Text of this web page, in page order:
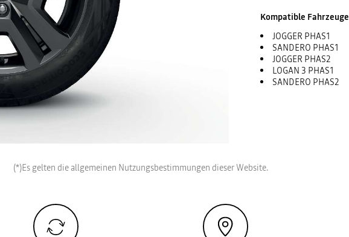
Kompatible Fahrzeuge
JOGGER PHAS1
SANDERO PHAS1
JOGGER PHAS2
LOGAN 3 PHAS1
SANDERO PHAS2
(*)Es gelten die allgemeinen Nutzungsbestimmungen dieser Website.